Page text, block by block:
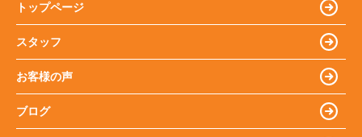
トップページ
スタッフ
お客様の声
ブログ